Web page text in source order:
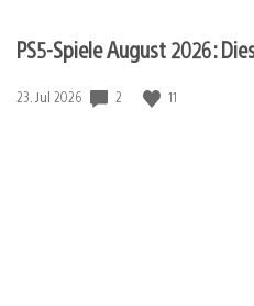
PS5-Spiele August 2026:
Veröffentlichungsdatum:
23. Jul 2026 2 11